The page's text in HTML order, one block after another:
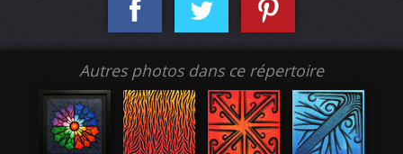
Autres photos dans ce répertoire